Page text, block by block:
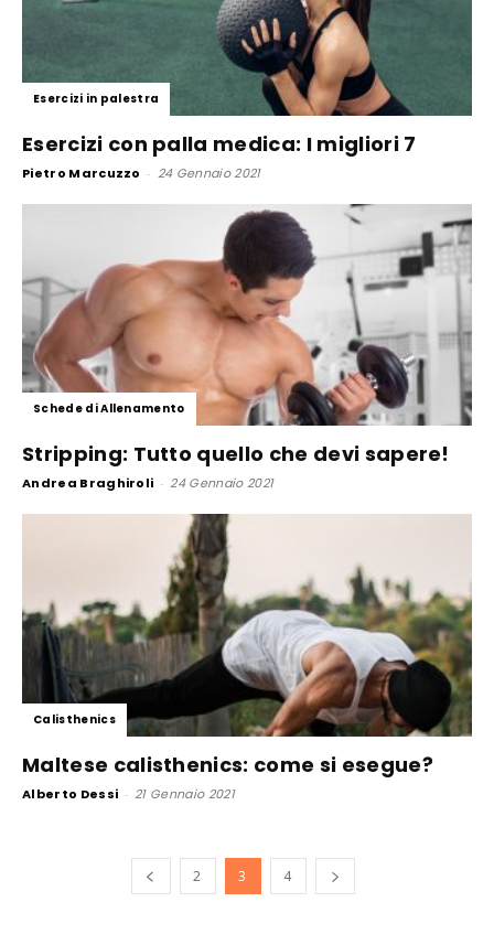
Esercizi in palestra
Esercizi con palla medica: I migliori 7
Pietro Marcuzzo - 24 Gennaio 2021
Schede di Allenamento
Stripping: Tutto quello che devi sapere!
Andrea Braghiroli - 24 Gennaio 2021
Calisthenics
Maltese calisthenics: come si esegue?
Alberto Dessi - 21 Gennaio 2021
2 3 4